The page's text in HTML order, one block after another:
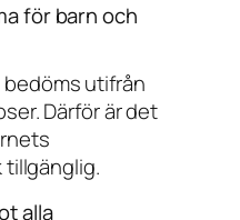
för barn och
utifrån
Därför är det
alla